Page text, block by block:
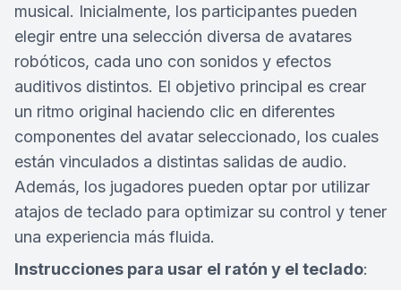
musical. Inicialmente, los participantes pueden
elegir entre una selección diversa de avatares
robóticos, cada uno con sonidos y efectos
auditivos distintos. El objetivo principal es crear
un ritmo original haciendo clic en diferentes
componentes del avatar seleccionado, los cuales
están vinculados a distintas salidas de audio.
Además, los jugadores pueden optar por utilizar
atajos de teclado para optimizar su control y tener
una experiencia más fluida.
Instrucciones para usar el ratón y el teclado: